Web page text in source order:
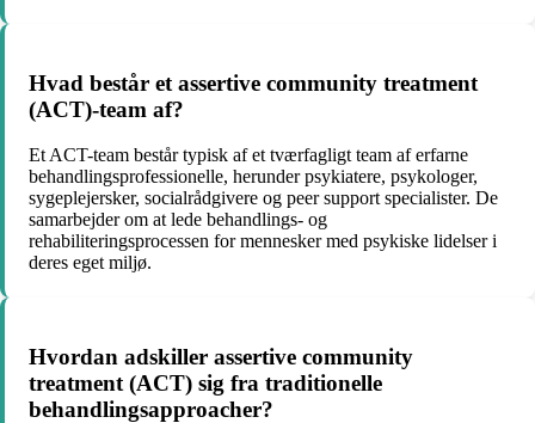
Hvad består et assertive community treatment
(ACT)-team af?
Et ACT-team består typisk af et tværfagligt team af erfarne
behandlingsprofessionelle, herunder psykiatere, psykologer,
sygeplejersker, socialrådgivere og peer support specialister. De
samarbejder om at lede behandlings- og
rehabiliteringsprocessen for mennesker med psykiske lidelser i
deres eget miljø.
Hvordan adskiller assertive community
treatment (ACT) sig fra traditionelle
behandlingsapproacher?